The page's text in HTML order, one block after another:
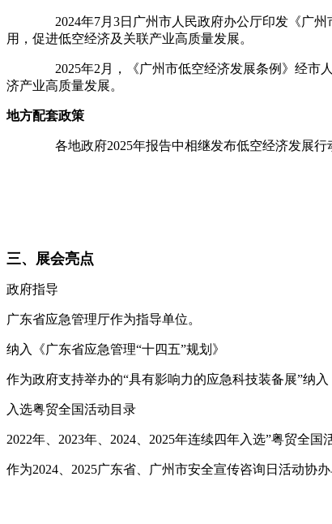
2024年7月3日广州市人民政府办公厅印发《广州市
用，促进低空经济及关联产业高质量发展。
2025年2月，《广州市低空经济发展条例》经市人大
济产业高质量发展。
地方配套政策
各地政府2025年报告中相继发布低空经济发展行动
三、展会亮点
政府指导
广东省应急管理厅作为指导单位。
纳入《广东省应急管理“十四五”规划》
作为政府支持举办的“具有影响力的应急科技装备展”纳入
入选粤贸全国活动目录
2022年、2023年、2024、2025年连续四年入选”粤贸全
作为2024、2025广东省、广州市安全宣传咨询日活动协